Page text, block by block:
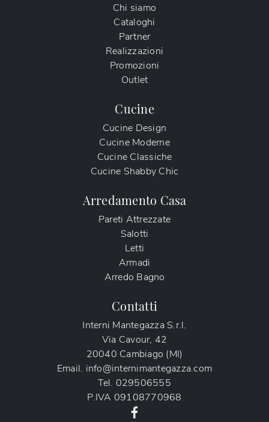
Chi siamo
Cataloghi
Partner
Realizzazioni
Promozioni
Outlet
Cucine
Cucine Design
Cucine Moderne
Cucine Classiche
Cucine Shabby Chic
Arredamento Casa
Pareti Attrezzate
Salotti
Letti
Armadi
Arredo Bagno
Contatti
Interni Mantegazza S.r.l.
Via Cavour, 42
20040 Cambiago (MI)
Email. info@internimantegazza.com
Tel. 029506555
P.IVA 09108770968